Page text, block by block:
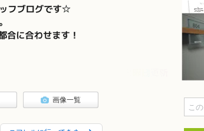
画像一覧